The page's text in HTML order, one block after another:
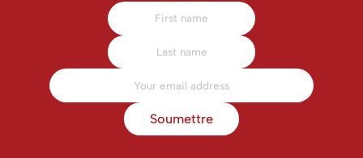
Soumettre